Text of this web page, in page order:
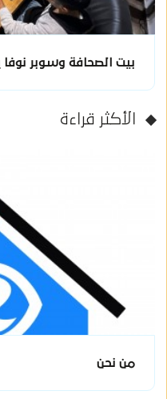
بيت الصحافة وسوبر
الأكثر قراءة
من نحن